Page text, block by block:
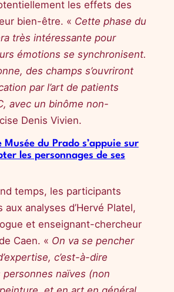
les effets des
bien-être. « Cette phase du
très intéressante pour
émotions se synchronisent.
des champs s’ouvriront
par l’art de patients
avec un binôme non-
Denis Vivien.
Musée du Prado s’appuie sur
les personnages de ses
temps, les participants
analyses d’Hervé Platel,
et enseignant-chercheur
Caen. « On va se pencher
c’est-à-dire
naïves (non